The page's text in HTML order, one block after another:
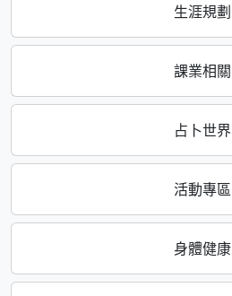
生涯規劃
課業相關
占卜世界
活動專區
身體健康